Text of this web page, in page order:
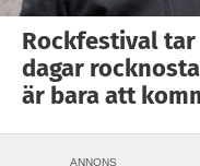
Rockfestival
dagar
är bara att
ANNONS